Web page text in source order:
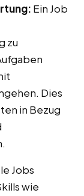
Ein Job
zu
Dies
in Bezug
Jobs
wie